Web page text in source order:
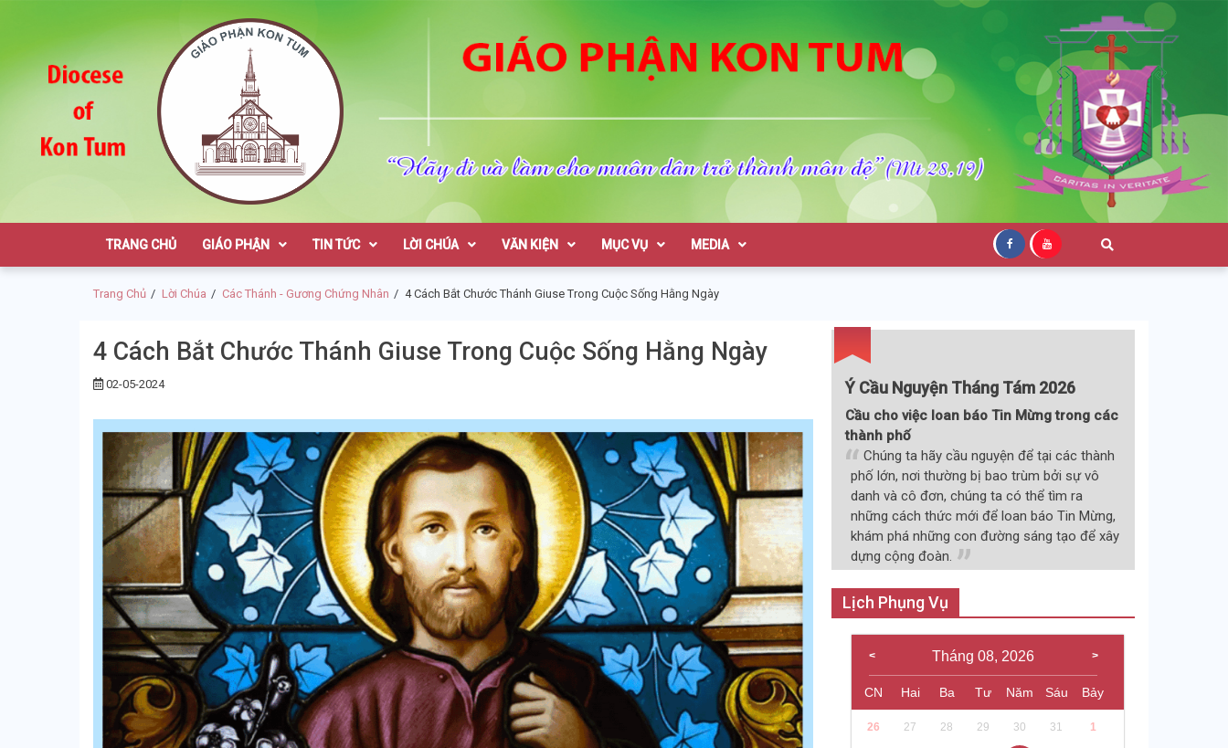
Giáo Phận Kon Tum
TRANG CHỦ GIÁO PHẬN TIN TỨC LỜI CHÚA VĂN KIỆN MỤC VỤ MEDIA
Trang Chủ Lời Chúa Các Thánh - Gương Chứng Nhân 4 Cách Bắt Chước Thánh Giuse Trong Cuộc Sống Hằng Ngày
4 Cách Bắt Chước Thánh Giuse Trong Cuộc Sống Hằng Ngày
02-05-2024 Ý Cầu Nguyện Tháng Tám 2026
Cầu cho việc loan báo Tin Mừng trong các
thành phố
Chúng ta hãy cầu nguyện để tại các thành
phố lớn, nơi thường bị bao trùm bởi sự vô
danh và cô đơn, chúng ta có thể tìm ra
những cách thức mới để loan báo Tin Mừng,
khám phá những con đường sáng tạo để xây
dựng cộng đoàn.
Lịch Phụng Vụ
Tháng 08, 2026
CN Hai Ba Tư Năm Sáu Bảy
26 27 28 29 30 31 1